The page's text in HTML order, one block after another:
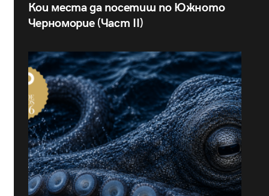
Кои места да посетиш по Южното
Черноморие (Част II)